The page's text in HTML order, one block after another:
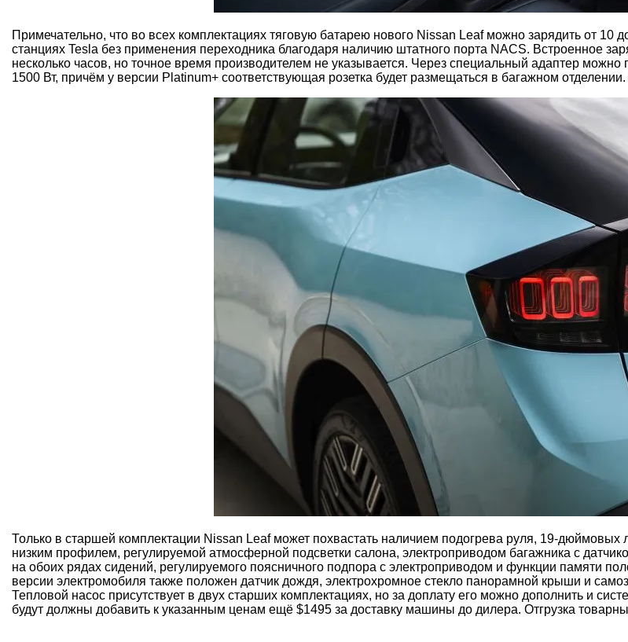
Примечательно, что во всех комплектациях тяговую батарею нового Nissan Leaf можно зарядить от
станциях Tesla без применения переходника благодаря наличию штатного порта NACS. Встроенное
несколько часов, но точное время производителем не указывается. Через специальный адаптер
1500 Вт, причём у версии Platinum+ соответствующая розетка будет размещаться в багажном
Только в старшей комплектации Nissan Leaf может похвастать наличием подогрева руля, 19-
низким профилем, регулируемой атмосферной подсветки салона, электроприводом багажника с
на обоих рядах сидений, регулируемого поясничного подпора с электроприводом и функции памяти
версии электромобиля также положен датчик дождя, электрохромное стекло панорамной крыши и
Тепловой насос присутствует в двух старших комплектациях, но за доплату его можно дополнить и
будут должны добавить к указанным ценам ещё $1495 за доставку машины до дилера. Отгрузка